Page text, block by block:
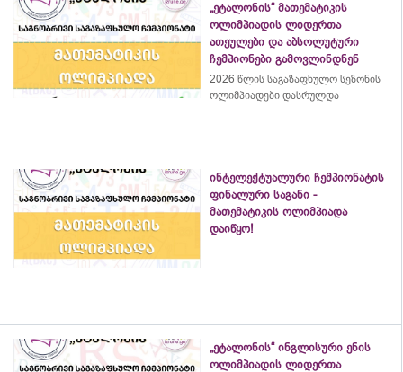
„ეტალონის“ მათემატიკის
ოლიმპიადის ლიდერთა
ათეულები და აბსოლუტური
ჩემპიონები გამოვლინდნენ
2026 წლის საგაზაფხულო სეზონის
ოლიმპიადები დასრულდა
ინტელექტუალური ჩემპიონატის
ფინალური საგანი -
მათემატიკის ოლიმპიადა
დაიწყო!
„ეტალონის“ ინგლისური ენის
ოლიმპიადის ლიდერთა